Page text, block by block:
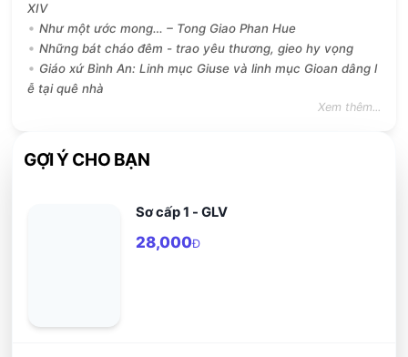
XIV
Như một ước mong… – Tong Giao Phan Hue
Những bát cháo đêm - trao yêu thương, gieo hy vọng
Giáo xứ Bình An: Linh mục Giuse và linh mục Gioan dâng l
ễ tại quê nhà
Xem thêm...
GỢI Ý CHO BẠN
Sơ cấp 1 - GLV
28,000Đ